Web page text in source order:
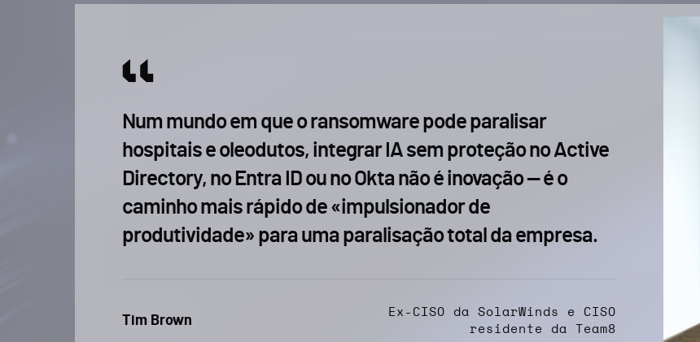
Num mundo em que o ransomware pode paralisar
hospitais e oleodutos, integrar IA sem proteção no Active
Directory, no Entra ID ou no Okta não é inovação — é o
caminho mais rápido de «impulsionador de
produtividade» para uma paralisação total da empresa.
Tim Brown
Ex-CISO da SolarWinds e CISO
residente da Team8